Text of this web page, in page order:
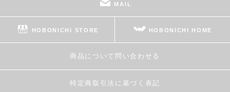
MAIL
HOBONICHI STORE HOBONICHI HOME
商品について問い合わせる
特定商取引法に基づく表記